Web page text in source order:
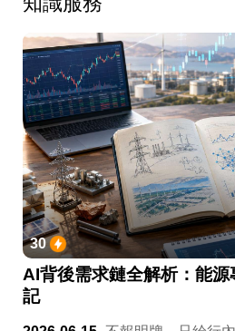
30
AI背後需求鏈全解析：能
記